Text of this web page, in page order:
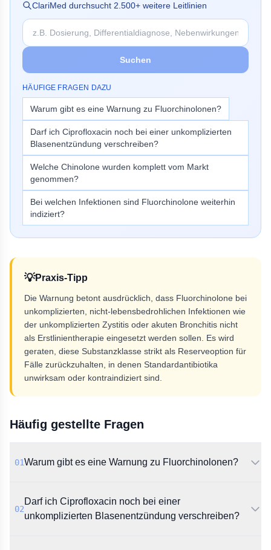
ClariMed durchsucht 2.500+ weitere Leitlinien
Suchen
HÄUFIGE FRAGEN DAZU
Warum gibt es eine Warnung zu Fluorchinolonen?
Darf ich Ciprofloxacin noch bei einer unkomplizierten
Blasenentzündung verschreiben?
Welche Chinolone wurden komplett vom Markt
genommen?
Bei welchen Infektionen sind Fluorchinolone weiterhin
indiziert?
💡Praxis-Tipp
Die Warnung betont ausdrücklich, dass Fluorchinolone bei
unkomplizierten, nicht-lebensbedrohlichen Infektionen wie
der unkomplizierten Zystitis oder akuten Bronchitis nicht
als Erstlinientherapie eingesetzt werden sollen. Es wird
geraten, diese Substanzklasse strikt als Reserveoption für
Fälle zurückzuhalten, in denen Standardantibiotika
unwirksam oder kontraindiziert sind.
Häufig gestellte Fragen
01Warum gibt es eine Warnung zu Fluorchinolonen?
langanhaltenden, einschränkenden und potenziell
irreversiblen Nebenwirkungen. Aufgrund dieser
02
Darf ich Ciprofloxacin noch bei einer
unkomplizierten Blasenentzündung verschreiben?